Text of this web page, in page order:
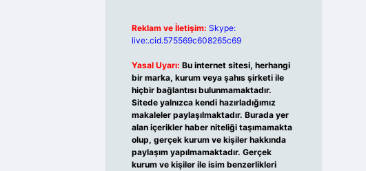
Reklam ve İletişim: Skype:
live:.cid.575569c608265c69
Yasal Uyarı: Bu internet sitesi, herhangi
bir marka, kurum veya şahıs şirketi ile
hiçbir bağlantısı bulunmamaktadır.
Sitede yalnızca kendi hazırladığımız
makaleler paylaşılmaktadır. Burada yer
alan içerikler haber niteliği taşımamakta
olup, gerçek kurum ve kişiler hakkında
paylaşım yapılmamaktadır. Gerçek
kurum ve kişiler ile isim benzerlikleri